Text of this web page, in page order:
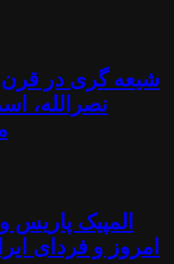
نصرالله،
المپیک پاریس
امروز و فردای